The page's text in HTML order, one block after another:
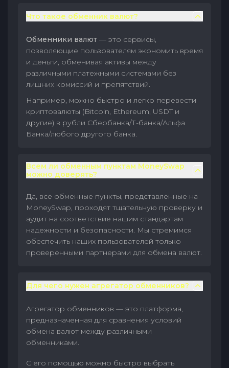
Что такое обменник валют?
Обменники валют — это сервисы,
позволяющие пользователям экономить время
и деньги, обменивая активы между
различными платежными системами без
лишних комиссий и препятствий.
Например, можно быстро и легко перевести
криптовалюты (Bitcoin, Ethereum, USDT и
другие) в рубли Сбербанка/Т-банка/Альфа
Банка/любого другого банка.
Всем ли обменным пунктам MoneySwap
можно доверять?
Да, все обменные пункты, представленные на
MoneySwap, проходят тщательную проверку и
аудит на соответствие нашим стандартам
надежности и безопасности. Мы стремимся
обеспечить наших пользователей только
проверенными партнерами для обмена валют.
Для чего нужен агрегатор обменников?
Агрегатор обменников — это платформа,
предназначенная для сравнения условий
обмена валют между различными
обменниками.
С его помощью можно быстро выбрать